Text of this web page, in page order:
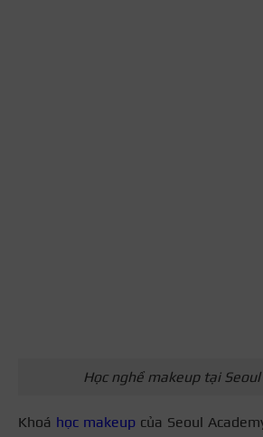
Học nghề makeup tại
Khoá học makeup của Seoul